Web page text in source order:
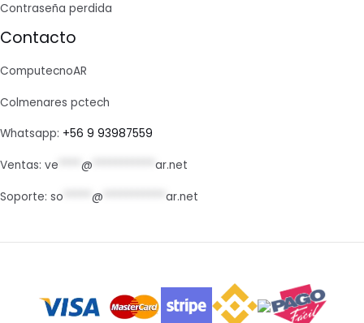
Contraseña perdida
Contacto
ComputecnoAR
Colmenares pctech
Whatsapp: +56 9 93987559
Ventas: ve @ ar.net
Soporte: so @ ar.net